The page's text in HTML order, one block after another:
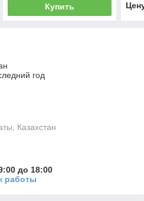
Купить
год
Казахстан
до 18:00
работы